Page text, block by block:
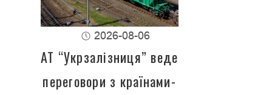
2026-08-06
АТ “Укрзалізниця” веде
переговори з країнами-